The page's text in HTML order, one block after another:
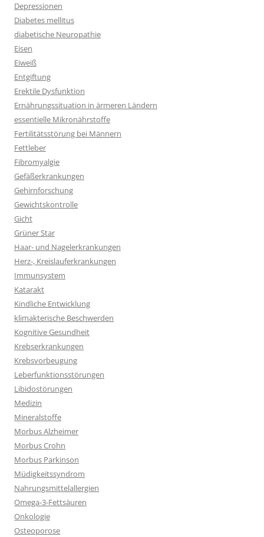
Depressionen
Diabetes mellitus
diabetische Neuropathie
Eisen
Eiweiß
Entgiftung
Erektile Dysfunktion
Ernährungssituation in ärmeren Ländern
essentielle Mikronährstoffe
Fertilitätsstörung bei Männern
Fettleber
Fibromyalgie
Gefäßerkrankungen
Gehirnforschung
Gewichtskontrolle
Gicht
Grüner Star
Haar- und Nagelerkrankungen
Herz-, Kreislauferkrankungen
Immunsystem
Katarakt
Kindliche Entwicklung
klimakterische Beschwerden
Kognitive Gesundheit
Krebserkrankungen
Krebsvorbeugung
Leberfunktionsstörungen
Libidostörungen
Medizin
Mineralstoffe
Morbus Alzheimer
Morbus Crohn
Morbus Parkinson
Müdigkeitssyndrom
Nahrungsmittelallergien
Omega-3-Fettsäuren
Onkologie
Osteoporose